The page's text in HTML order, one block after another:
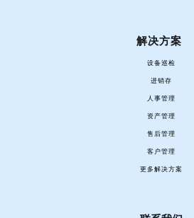
解决方案
设备巡检
进销存
人事管理
资产管理
售后管理
客户管理
更多解决方案